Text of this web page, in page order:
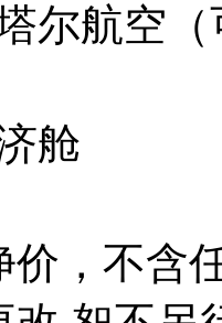
尔航空
舱
价，不含